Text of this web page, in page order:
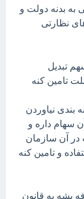
به بدنه دولت و
نظارتی
تبدیل
تامین کنه
بندی نیاوردن
سهام داره و
در آن سازمان
و تامین کنه
بشه به قانون